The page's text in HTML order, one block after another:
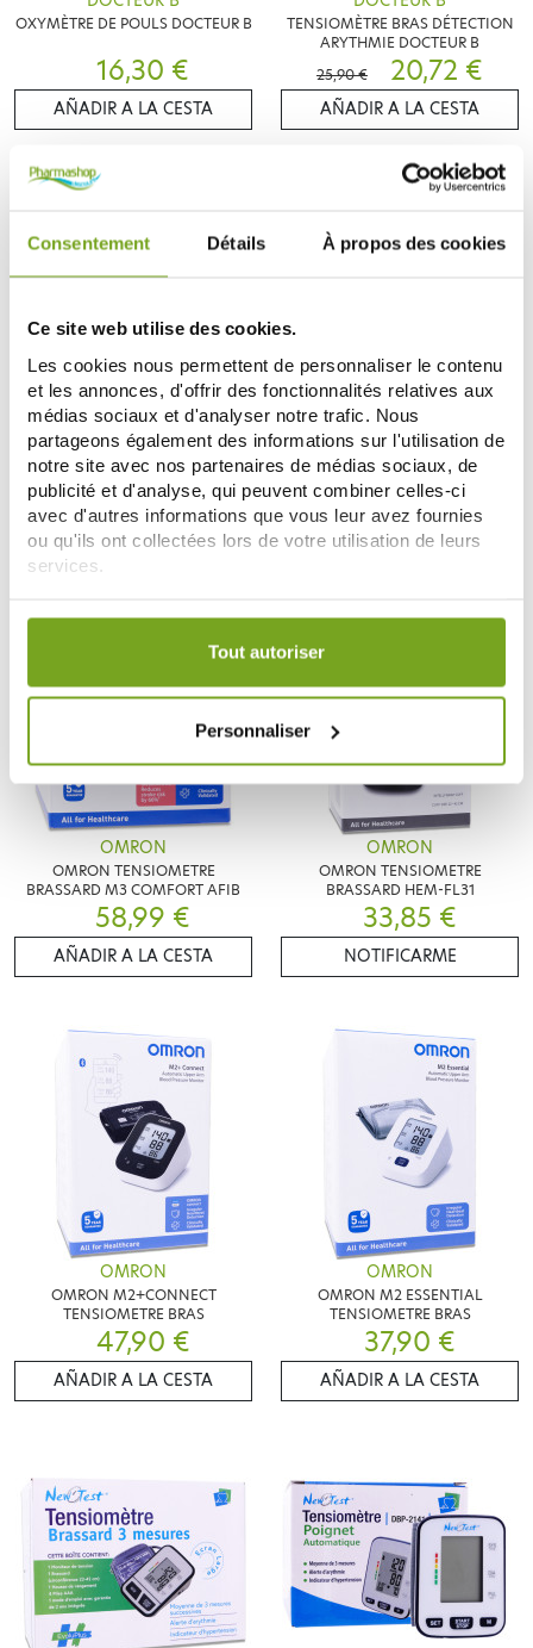
Consentement Détails À propos des cookies
Ce site web utilise des cookies.
Les cookies nous permettent de personnaliser le contenu
et les annonces, d'offrir des fonctionnalités relatives aux
médias sociaux et d'analyser notre trafic. Nous
partageons également des informations sur l'utilisation de
notre site avec nos partenaires de médias sociaux, de
publicité et d'analyse, qui peuvent combiner celles-ci
avec d'autres informations que vous leur avez fournies
ou qu'ils ont collectées lors de votre utilisation de leurs
services.
Votre choix de consentement est conservé pendant une
Tout autoriser
Personnaliser
OXYMÈTRE DE POULS DOCTEUR B
16,30 €
AÑADIR A LA CESTA
TENSIOMÈTRE BRAS DÉTECTION
ARYTHMIE DOCTEUR B
25,90 €
20,72 €
AÑADIR A LA CESTA
DOCTEUR B
TENSIOMÈTRE POIGNET
DÉTECTION ARYTHMIE DOCTEUR
B
19,90 € 16,91 €
AÑADIR A LA CESTA
BRAUN
BRAUN EXACTFIT 2
TENSIOMÈTRE BRAS
35,75 €
AÑADIR A LA CESTA
OMRON
OMRON TENSIOMETRE
BRASSARD M3 COMFORT AFIB
58,99 €
AÑADIR A LA CESTA
OMRON
OMRON TENSIOMETRE
BRASSARD HEM-FL31
33,85 €
NOTIFICARME
OMRON
OMRON M2+CONNECT
TENSIOMETRE BRAS
47,90 €
AÑADIR A LA CESTA
OMRON
OMRON M2 ESSENTIAL
TENSIOMETRE BRAS
37,90 €
AÑADIR A LA CESTA